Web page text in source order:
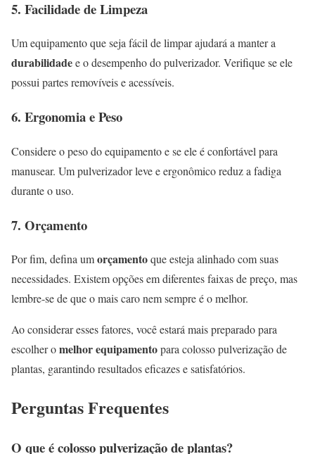
5. Facilidade de Limpeza
Um equipamento que seja fácil de limpar ajudará a manter a
durabilidadee o desempenho do pulverizador. Verifique se ele
possui partes removíveis e acessíveis.
6. Ergonomia e Peso
Considere o peso do equipamento e se ele é confortável para
manusear. Um pulverizador leve e ergonômico reduz a fadiga
durante o uso.
7. Orçamento
Por fim, defina umorçamentoque esteja alinhado com suas
necessidades. Existem opções em diferentes faixas de preço, mas
lembre-se de que o mais caro nem sempre é o melhor.
Ao considerar esses fatores, você estará mais preparado para
escolher omelhor equipamentopara colosso pulverização de
plantas, garantindo resultados eficazes e satisfatórios.
Perguntas Frequentes
O que é colosso pulverização de plantas?